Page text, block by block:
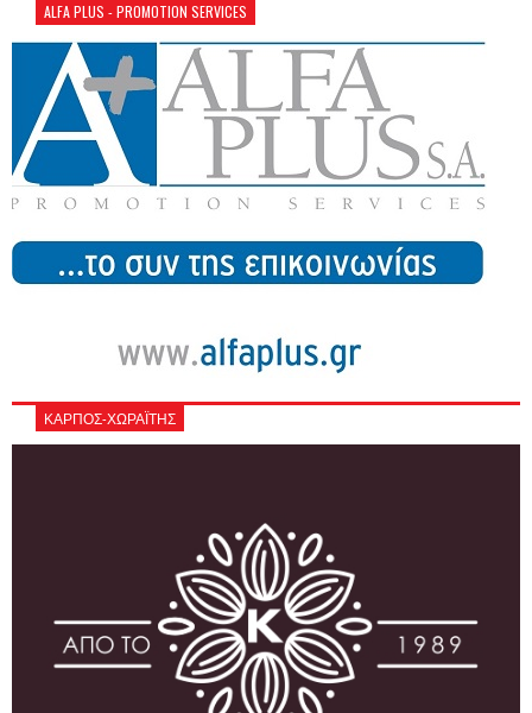
ALFA PLUS - PROMOTION SERVICES
ΚΑΡΠΟΣ-ΧΩΡΑΪΤΗΣ